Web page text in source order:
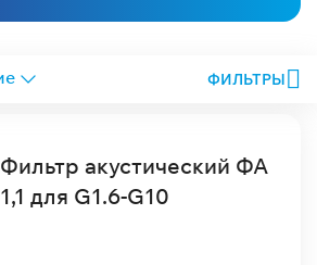
ФИЛЬТРЫ
Фильтр акустический ФА
1,1 для G1.6-G10